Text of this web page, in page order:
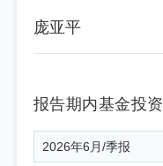
庞亚平
报告期内基金投
2026年6月/季报